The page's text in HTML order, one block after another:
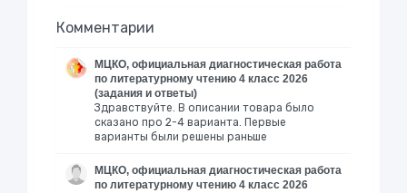
Комментарии
МЦКО, официальная диагностическая работа
по литературному чтению 4 класс 2026
(задания и ответы)
Здравствуйте. В описании товара было
сказано про 2-4 варианта. Первые
варианты были решены раньше
МЦКО, официальная диагностическая работа
по литературному чтению 4 класс 2026